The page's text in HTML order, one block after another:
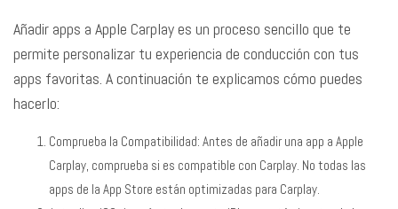
Añadir apps a Apple Carplay es un proceso sencillo que te
permite personalizar tu experiencia de conducción con tus
apps favoritas. A continuación te explicamos cómo puedes
hacerlo:
Comprueba la Compatibilidad: Antes de añadir una app a Apple
Carplay, comprueba si es compatible con Carplay. No todas las
apps de la App Store están optimizadas para Carplay.